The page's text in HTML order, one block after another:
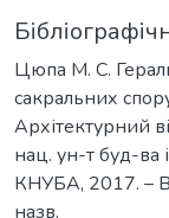
Цюпа М. С.
сакральних
Архітектурний
нац. ун-т буд-ва
КНУБА, 2017. –
назв.